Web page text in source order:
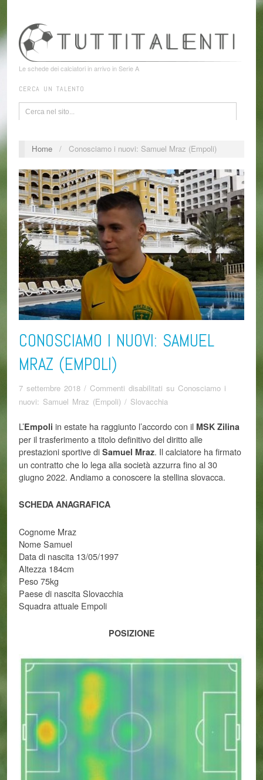
Le schede dei calciatori in arrivo in Serie A
CERCA UN TALENTO
Home / Conosciamo i nuovi: Samuel Mraz (Empoli)
CONOSCIAMO I NUOVI: SAMUEL
MRAZ (EMPOLI)
7 settembre 2018 / Commenti disabilitati su Conosciamo i
nuovi: Samuel Mraz (Empoli) / Slovacchia
L’Empoli in estate ha raggiunto l’accordo con il MSK Zilina
per il trasferimento a titolo definitivo del diritto alle
prestazioni sportive diSamuel Mraz. Il calciatore ha firmato
un contratto che lo lega alla società azzurra fino al 30
giugno 2022. Andiamo a conoscere la stellina slovacca.
SCHEDA ANAGRAFICA
Cognome Mraz
Nome Samuel
Data di nascita 13/05/1997
Altezza 184cm
Peso 75kg
Paese di nascita Slovacchia
Squadra attuale Empoli
POSIZIONE